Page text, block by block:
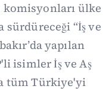
ülke
sürdüreceği “İş ve
yapılan
isimler İş ve Aş
tüm Türkiye'yi